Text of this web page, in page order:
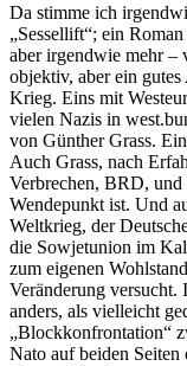
Da stimme ich
„Sessellift“; ein
aber irgendwie mehr –
objektiv, aber ein
Krieg. Eins mit
vielen Nazis in
von Günther Grass.
Auch Grass, nach
Verbrechen, BRD,
Wendepunkt ist. Und
Weltkrieg, der
die Sowjetunion im
zum eigenen
Veränderung
anders, als vielleicht
„Blockkonfrontation“
Nato auf beiden Seiten